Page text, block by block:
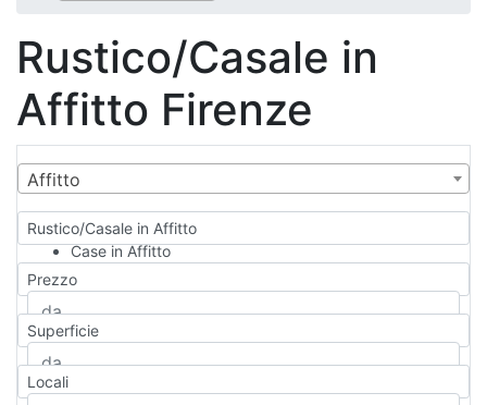
Rustico/Casale in
Affitto Firenze
Affitto
Rustico/Casale in Affitto
Case in Affitto
Qualsiasi
Appartamento
Casa indipendente
Casa Semi-indipendente
Attico/Mansarda
Prezzo
Superficie
Locali